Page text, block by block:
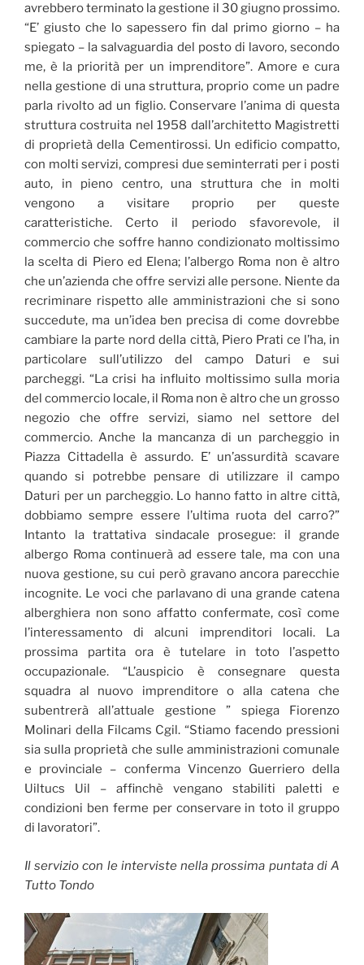
avrebbero terminato la gestione il 30 giugno prossimo.
“E’ giusto che lo sapessero fin dal primo giorno – ha
spiegato – la salvaguardia del posto di lavoro, secondo
me, è la priorità per un imprenditore”. Amore e cura
nella gestione di una struttura, proprio come un padre
parla rivolto ad un figlio. Conservare l’anima di questa
struttura costruita nel 1958 dall’architetto Magistretti
di proprietà della Cementirossi. Un edificio compatto,
con molti servizi, compresi due seminterrati per i posti
auto, in pieno centro, una struttura che in molti
vengono a visitare proprio per queste
caratteristiche. Certo il periodo sfavorevole, il
commercio che soffre hanno condizionato moltissimo
la scelta di Piero ed Elena; l’albergo Roma non è altro
che un’azienda che offre servizi alle persone. Niente da
recriminare rispetto alle amministrazioni che si sono
succedute, ma un’idea ben precisa di come dovrebbe
cambiare la parte nord della città, Piero Prati ce l’ha, in
particolare sull’utilizzo del campo Daturi e sui
parcheggi. “La crisi ha influito moltissimo sulla moria
del commercio locale, il Roma non è altro che un grosso
negozio che offre servizi, siamo nel settore del
commercio. Anche la mancanza di un parcheggio in
Piazza Cittadella è assurdo. E’ un’assurdità scavare
quando si potrebbe pensare di utilizzare il campo
Daturi per un parcheggio. Lo hanno fatto in altre città,
dobbiamo sempre essere l’ultima ruota del carro?”
Intanto la trattativa sindacale prosegue: il grande
albergo Roma continuerà ad essere tale, ma con una
nuova gestione, su cui però gravano ancora parecchie
incognite. Le voci che parlavano di una grande catena
alberghiera non sono affatto confermate, così come
l’interessamento di alcuni imprenditori locali. La
prossima partita ora è tutelare in toto l’aspetto
occupazionale. “L’auspicio è consegnare questa
squadra al nuovo imprenditore o alla catena che
subentrerà all’attuale gestione ” spiega Fiorenzo
Molinari della Filcams Cgil. “Stiamo facendo pressioni
sia sulla proprietà che sulle amministrazioni comunale
e provinciale – conferma Vincenzo Guerriero della
Uiltucs Uil – affinchè vengano stabiliti paletti e
condizioni ben ferme per conservare in toto il gruppo
di lavoratori”.
Il servizio con le interviste nella prossima puntata di A
Tutto Tondo